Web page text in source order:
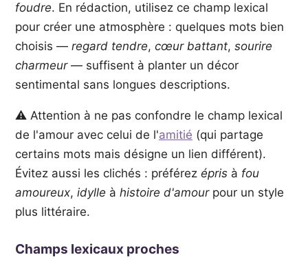
foudre. En rédaction, utilisez ce champ lexical
pour créer une atmosphère : quelques mots bien
choisis — regard tendre, cœur battant, sourire
charmeur— suffisent à planter un décor
sentimental sans longues descriptions.
⚠️ Attention à ne pas confondre le champ lexical
de l'amour avec celui de l'amitié (qui partage
certains mots mais désigne un lien différent).
Évitez aussi les clichés : préférez épris à fou
amoureux, idylle à histoire d'amourpour un style
plus littéraire.
Champs lexicaux proches